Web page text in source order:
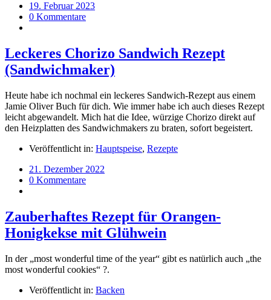
19. Februar 2023
0 Kommentare
Leckeres Chorizo Sandwich Rezept
(Sandwichmaker)
Heute habe ich nochmal ein leckeres Sandwich-Rezept aus einem
Jamie Oliver Buch für dich. Wie immer habe ich auch dieses Rezept
leicht abgewandelt. Mich hat die Idee, würzige Chorizo direkt auf
den Heizplatten des Sandwichmakers zu braten, sofort begeistert.
Veröffentlicht in: Hauptspeise, Rezepte
21. Dezember 2022
0 Kommentare
Zauberhaftes Rezept für Orangen-
Honigkekse mit Glühwein
In der „most wonderful time of the year“ gibt es natürlich auch „the
most wonderful cookies“ ?.
Veröffentlicht in: Backen